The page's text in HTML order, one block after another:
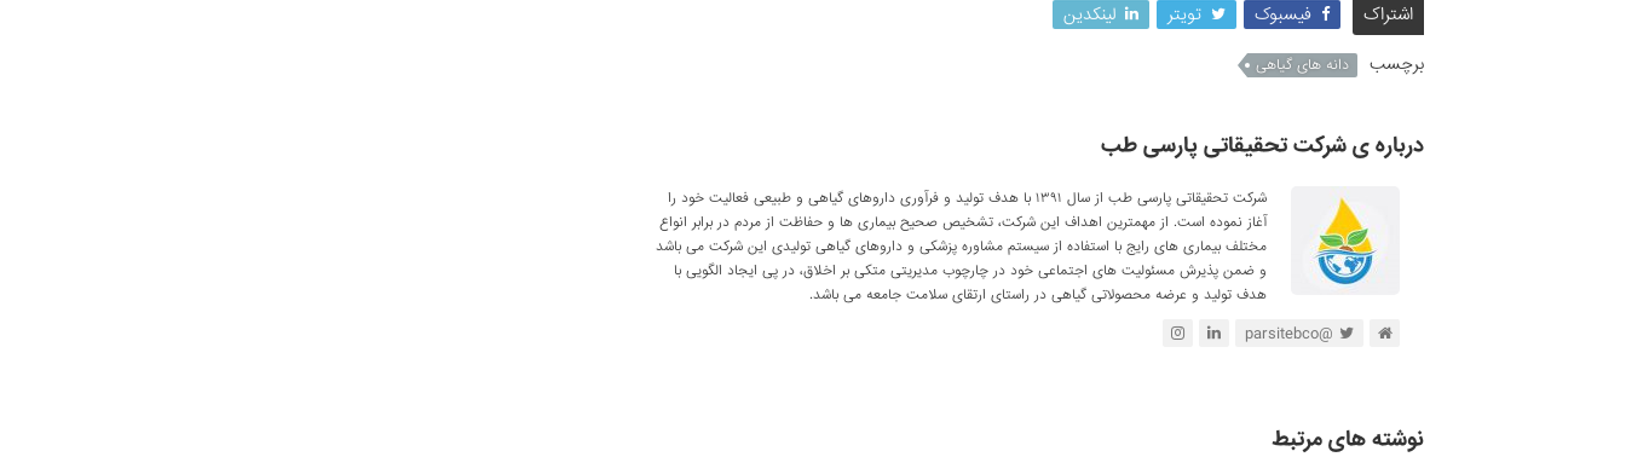
اشتراک فیسبوک تویتر
لینکدین
برچسب
دانه های گیاهی
درباره ی شرکت تحقیقاتی پارسی طب
شرکت تحقیقاتی پارسی طب از سال ۱۳۹۱ با هدف تولید و فرآوری داروهای گیاهی و طبیعی فعالیت خود را
آغاز نموده است. از مهمترین اهداف این شرکت، تشخیص صحیح بیماری ها و حفاظت از مردم در برابر انواع
مختلف بیماری های رایج با استفاده از سیستم مشاوره پزشکی و داروهای گیاهی تولیدی این شرکت می باشد
و ضمن پذیرش مسئولیت های اجتماعی خود در چارچوب مدیریتی متکی بر اخلاق، در پی ایجاد الگویی با
هدف تولید و عرضه محصولاتی گیاهی در راستای ارتقای سلامت جامعه می باشد.
@parsitebco
نوشته های مرتبط